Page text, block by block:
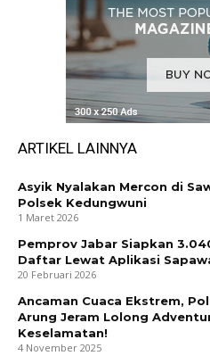
ARTIKEL LAINNYA
Asyik Nyalakan Mercon di
Polsek Kedungwuni
1 Maret 2026
Pemprov Jabar Siapkan
Daftar Lewat Aplikasi
20 Februari 2026
Ancaman Cuaca Ekstrem,
Arung Jeram Lolong
Keselamatan!
4 November 2025